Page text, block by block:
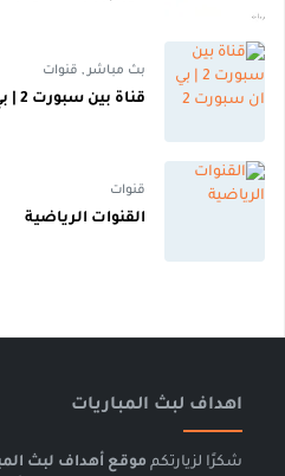
بث مباشر , قنوات
قناة بين سبورت 2 | بي ان سبورت 2
قنوات
القنوات الرياضية
اهداف لبث المباريات
شكرًا لزيارتكم موقع أهداف لبث